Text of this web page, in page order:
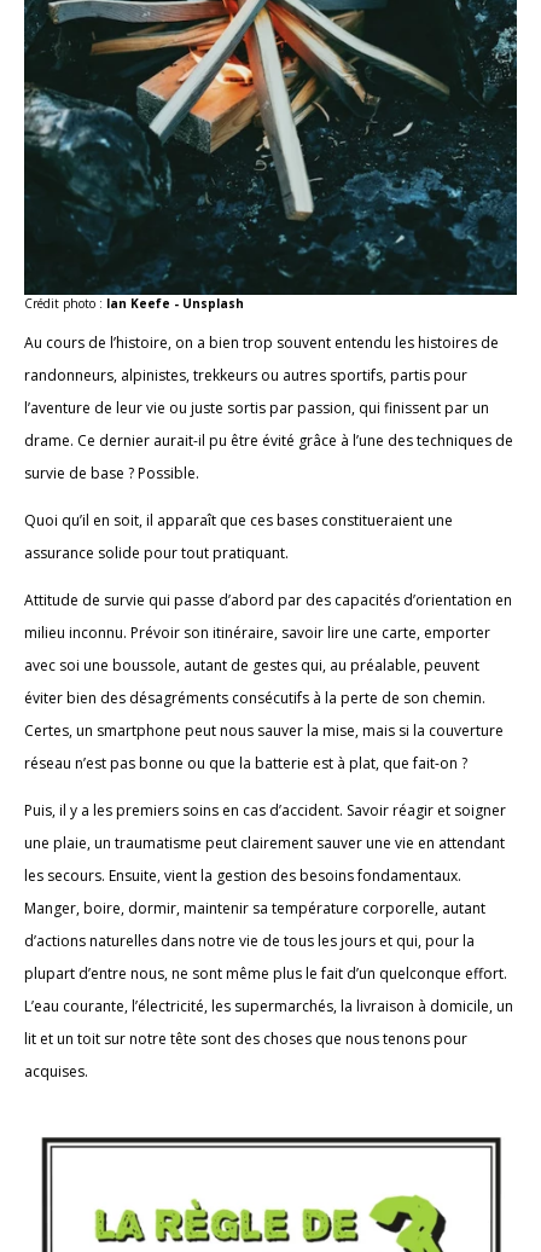
Crédit photo : Ian Keefe - Unsplash
Au cours de l’histoire, on a bien trop souvent entendu les histoires de
randonneurs, alpinistes, trekkeurs ou autres sportifs, partis pour
l’aventure de leur vie ou juste sortis par passion, qui finissent par un
drame. Ce dernier aurait-il pu être évité grâce à l’une des techniques de
survie de base ? Possible.
Quoi qu’il en soit, il apparaît que ces bases constitueraient une
assurance solide pour tout pratiquant.
Attitude de survie qui passe d’abord par des capacités d’orientation en
milieu inconnu. Prévoir son itinéraire, savoir lire une carte, emporter
avec soi une boussole, autant de gestes qui, au préalable, peuvent
éviter bien des désagréments consécutifs à la perte de son chemin.
Certes, un smartphone peut nous sauver la mise, mais si la couverture
réseau n’est pas bonne ou que la batterie est à plat, que fait-on ?
Puis, il y a les premiers soins en cas d’accident. Savoir réagir et soigner
une plaie, un traumatisme peut clairement sauver une vie en attendant
les secours. Ensuite, vient la gestion des besoins fondamentaux.
Manger, boire, dormir, maintenir sa température corporelle, autant
d’actions naturelles dans notre vie de tous les jours et qui, pour la
plupart d’entre nous, ne sont même plus le fait d’un quelconque effort.
L’eau courante, l’électricité, les supermarchés, la livraison à domicile, un
lit et un toit sur notre tête sont des choses que nous tenons pour
acquises.